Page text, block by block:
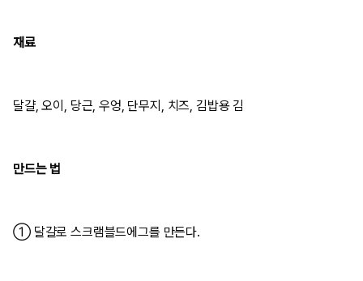
재료
달걀, 오이, 당근, 우엉, 단무지, 치즈, 김밥용 김
만드는 법
① 달걀로 스크램블드에그를 만든다.